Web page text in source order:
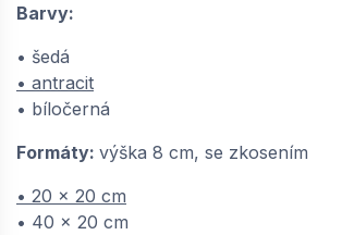
Barvy:
• šedá
• antracit
• bíločerná
Formáty: výška 8 cm, se zkosením
• 20 x 20 cm
• 40 x 20 cm